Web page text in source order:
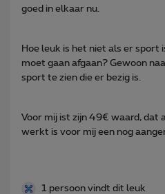
goed in elkaar nu.
Hoe leuk is het niet als er sport
moet gaan afgaan? Gewoon
sport te zien die er bezig is.
Voor mij ist zijn 49€ waard, dat
werkt is voor mij een nog
1 persoon vindt dit leuk